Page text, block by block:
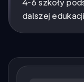
4-6 szkoły
dalszej